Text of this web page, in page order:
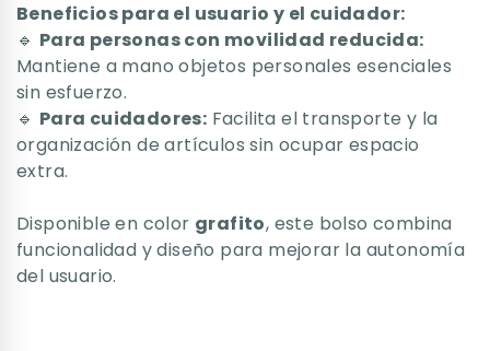
Beneficios para el usuario y el cuidador:
🔹 Para personas con movilidad reducida:
Mantiene a mano objetos personales esenciales
sin esfuerzo.
🔹 Para cuidadores: Facilita el transporte y la
organización de artículos sin ocupar espacio
extra.
Disponible en color grafito, este bolso combina
funcionalidad y diseño para mejorar la autonomía
del usuario.